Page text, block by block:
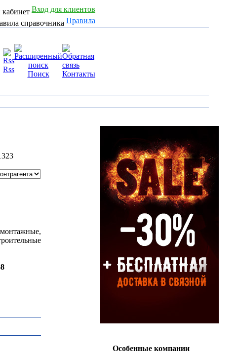
Вход для клиентов
Правила
Rss
Поиск Контакты
Особенные компании